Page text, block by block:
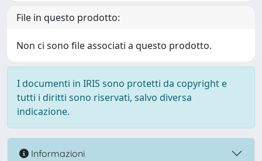
File in questo prodotto:
Non ci sono file associati a questo prodotto.
I documenti in IRIS sono protetti da copyright e
tutti i diritti sono riservati, salvo diversa
indicazione.
Informazioni